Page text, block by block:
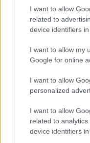
I want to allow
related to
device identifiers in
I want to allow my
Google for online
I want to allow
personalized
I want to allow
related to
device identifiers in
ben. A
érdeklődés övezi.
különleges adventi
Magyarországi